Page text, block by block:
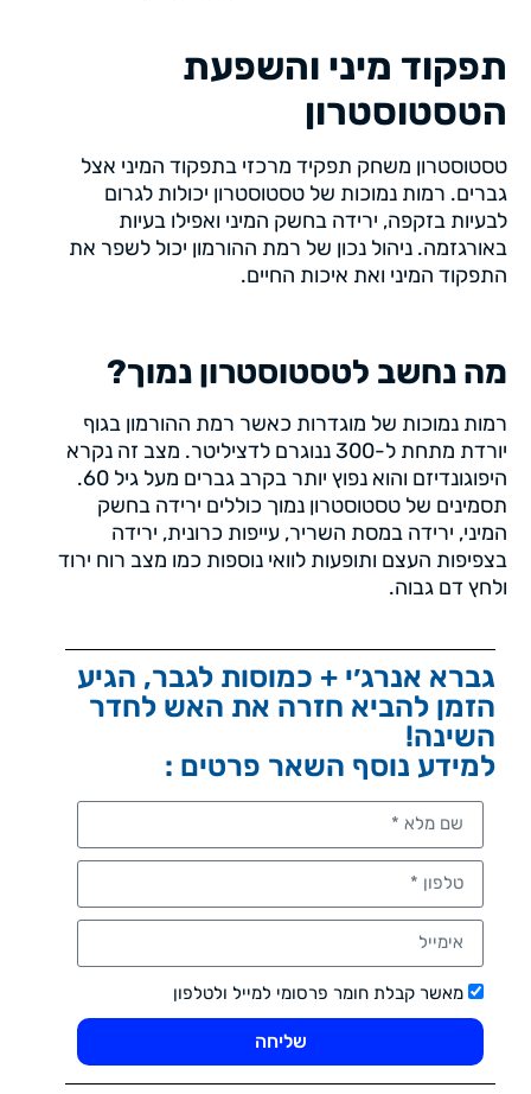
תפקוד מיני והשפעת
הטסטוסטרון
טסטוסטרון משחק תפקיד מרכזי בתפקוד המיני אצל
גברים. רמות נמוכות של טסטוסטרון יכולות לגרום
לבעיות בזקפה, ירידה בחשק המיני ואפילו בעיות
באורגזמה. ניהול נכון של רמת ההורמון יכול לשפר את
התפקוד המיני ואת איכות החיים.
מה נחשב לטסטוסטרון נמוך?
רמות נמוכות של מוגדרות כאשר רמת ההורמון בגוף
יורדת מתחת ל-300 ננוגרם לדציליטר. מצב זה נקרא
היפוגונדיזם והוא נפוץ יותר בקרב גברים מעל גיל 60.
תסמינים של טסטוסטרון נמוך כוללים ירידה בחשק
המיני, ירידה במסת השריר, עייפות כרונית, ירידה
בצפיפות העצם ותופעות לוואי נוספות כמו מצב רוח ירוד
ולחץ דם גבוה.
גברא אנרג׳י + כמוסות לגבר, הגיע
הזמן להביא חזרה את האש לחדר
השינה!
למידע נוסף השאר פרטים :
מאשר קבלת חומר פרסומי למייל ולטלפון
שליחה